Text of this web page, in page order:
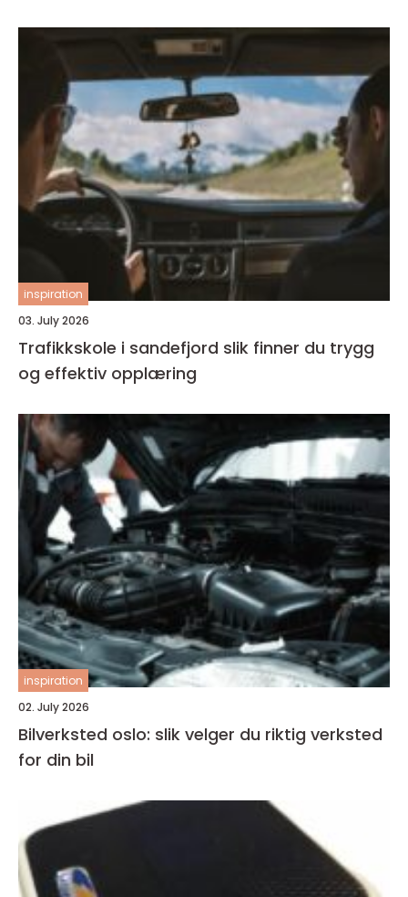
inspiration
03. July 2026
Trafikkskole i sandefjord slik finner du trygg
og effektiv opplæring
inspiration
02. July 2026
Bilverksted oslo: slik velger du riktig verksted
for din bil